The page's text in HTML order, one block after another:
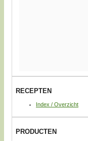
RECEPTEN
Index / Overzicht
PRODUCTEN